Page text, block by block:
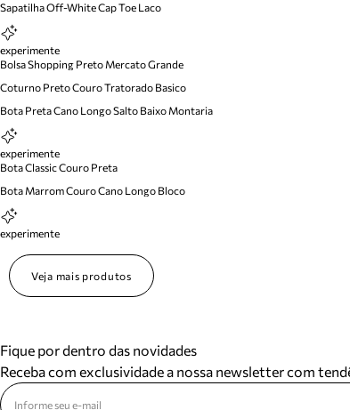
Sapatilha Off-White Cap Toe Laco
experimente
Bolsa Shopping Preto Mercato Grande
Coturno Preto Couro Tratorado Basico
Bota Preta Cano Longo Salto Baixo Montaria
experimente
Bota Classic Couro Preta
Bota Marrom Couro Cano Longo Bloco
experimente
Veja mais produtos
Fique por dentro das novidades
Receba com exclusividade a nossa newsletter com